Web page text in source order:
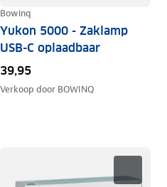
Bowinq
Yukon 5000 - Zaklamp
USB-C oplaadbaar
39,95
Verkoop door BOWINQ